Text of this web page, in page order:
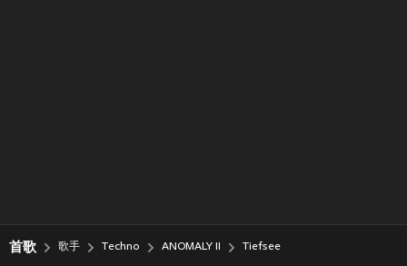
首歌 歌手 Techno ANOMALY II Tiefsee